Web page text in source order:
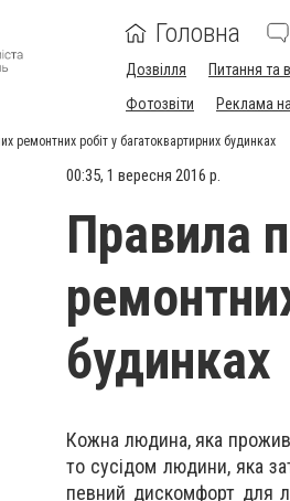
Головна
Дозвілля Питання та
Фотозвіти
Реклама
ремонтних робіт у багатоквартирних будинках
00:35, 1 вересня 2016 р.
Правила
будинках
Кожна людина, яка
то сусідом людини, яка
певний дискомфорт для